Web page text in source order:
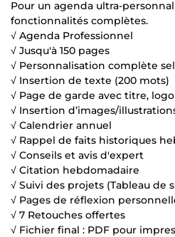
Pour un agenda ultra-
fonctionnalités complètes.
√ Agenda Professionnel
√ Jusqu'à 150 pages
√ Personnalisation complète
√ Insertion de texte (200 mots)
√ Page de garde avec titre,
√ Insertion d’images/
√ Calendrier annuel
√ Rappel de faits historiques
√ Conseils et avis d'expert
√ Citation hebdomadaire
√ Suivi des projets (Tableau de
√ Pages de réflexion
√ 7 Retouches offertes
√ Fichier final : PDF pour